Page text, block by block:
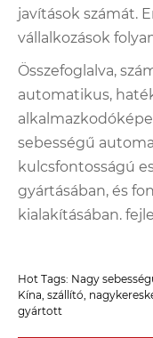
javítások számát.
vállalkozások
Összefoglalva,
automatikus,
sebességű
kulcsfontosságú
gyártásában, és
kialakításában.
Hot Tags: Nagy
Kína, szállító,
gyártott